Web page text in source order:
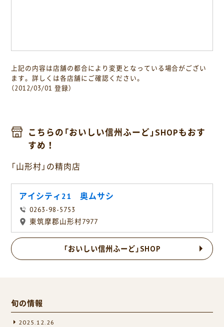
上記の内容は店舗の都合により変更となっている場合がござい
ます。詳しくは各店舗にご確認ください。
（2012/03/01 登録）
こちらの「おいしい信州ふーど」SHOPもおす
すめ！
「山形村」の精肉店
アイシティ21 奥ムサシ
0263-98-5753
東筑摩郡山形村7977
「おいしい信州ふーど」SHOP
旬の情報
2025.12.26